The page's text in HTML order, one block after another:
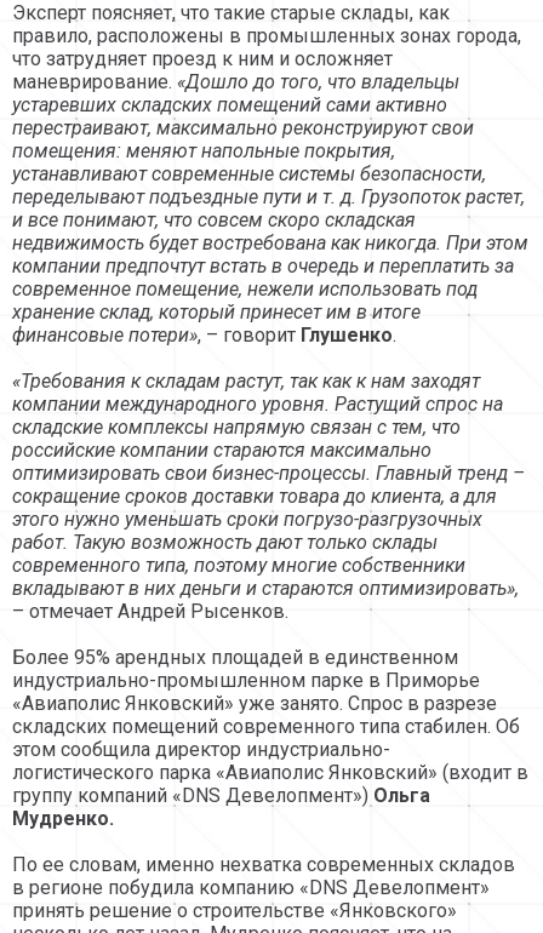
Эксперт поясняет, что такие старые склады, как
правило, расположены в промышленных зонах города,
что затрудняет проезд к ним и осложняет
маневрирование. «Дошло до того, что владельцы
устаревших складских помещений сами активно
перестраивают, максимально реконструируют свои
помещения: меняют напольные покрытия,
устанавливают современные системы безопасности,
переделывают подъездные пути и т. д. Грузопоток растет,
и все понимают, что совсем скоро складская
недвижимость будет востребована как никогда. При этом
компании предпочтут встать в очередь и переплатить за
современное помещение, нежели использовать под
хранение склад, который принесет им в итоге
финансовые потери», – говорит Глушенко.
«Требования к складам растут, так как к нам заходят
компании международного уровня. Растущий спрос на
складские комплексы напрямую связан с тем, что
российские компании стараются максимально
оптимизировать свои бизнес-процессы. Главный тренд –
сокращение сроков доставки товара до клиента, а для
этого нужно уменьшать сроки погрузо-разгрузочных
работ. Такую возможность дают только склады
современного типа, поэтому многие собственники
вкладывают в них деньги и стараются оптимизировать»,
– отмечает Андрей Рысенков.
Более 95% арендных площадей в единственном
индустриально-промышленном парке в Приморье
«Авиаполис Янковский» уже занято. Спрос в разрезе
складских помещений современного типа стабилен. Об
этом сообщила директор индустриально-
логистического парка «Авиаполис Янковский» (входит в
группу компаний «DNS Девелопмент») Ольга
Мудренко.
По ее словам, именно нехватка современных складов
в регионе побудила компанию «DNS Девелопмент»
принять решение о строительстве «Янковского»